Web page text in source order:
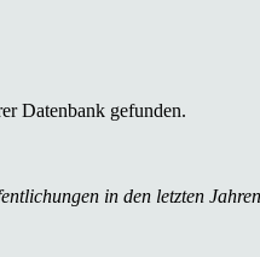
Datenbank gefunden.
in den letzten